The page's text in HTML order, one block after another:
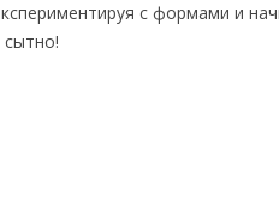
с формами и
сытно!